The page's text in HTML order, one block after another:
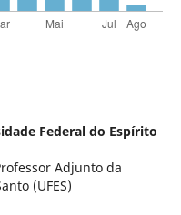
Federal do Espírito
Adjunto da
(UFES)